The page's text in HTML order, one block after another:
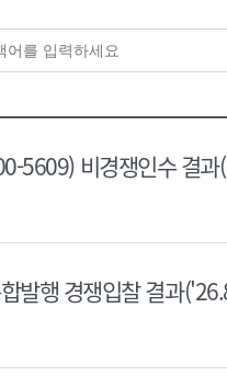
5609) 비경쟁인수 결
발행 경쟁입찰 결과